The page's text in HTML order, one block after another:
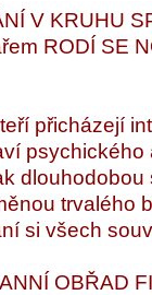
V KRUHU
RODÍ SE
přicházejí
trvalého
si všech
OBŘAD